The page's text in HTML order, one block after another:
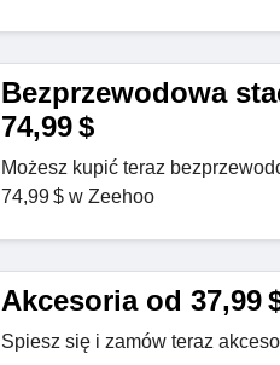
Bezprzewodowa
74,99 $
Możesz kupić teraz
74,99 $ w Zeehoo
Akcesoria od 37,99
Spiesz się i zamów teraz